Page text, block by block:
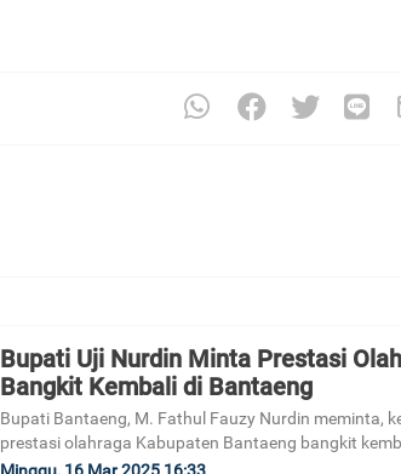
Bupati Uji Nurdin Minta Prestasi
Bangkit Kembali di Bantaeng
Bupati Bantaeng, M. Fathul Fauzy Nurdin meminta,
prestasi olahraga Kabupaten Bantaeng bangkit